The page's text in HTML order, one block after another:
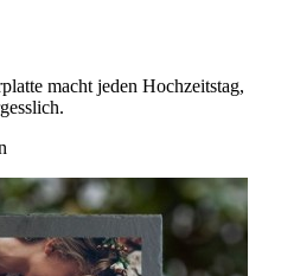
macht jeden Hochzeitstag,